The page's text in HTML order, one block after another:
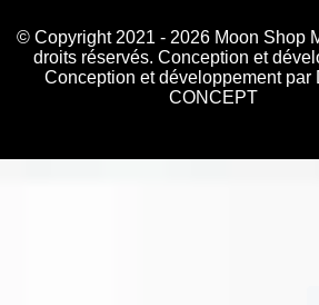
© Copyright 2021 - 2026 Moon Shop
droits réservés. Conception et
Conception et développement par
CONCEPT